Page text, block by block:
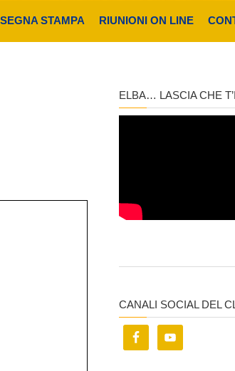
STAMPA RIUNIONI ON LINE
ELBA… LASCIA CHE
CANALI SOCIAL DEL